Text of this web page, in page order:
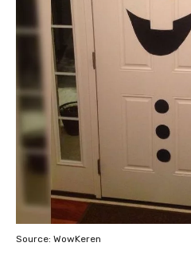
Source: WowKeren